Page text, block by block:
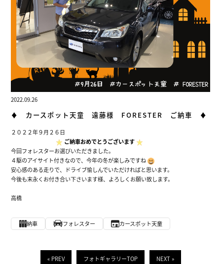
2022.09.26
♦ カースポット天童 遠藤様 FORESTER ご納車 ♦
２０２２年９月２６日
ご納車おめでとうございます
今回フォレスターお選びいただきました。
４駆のアイサイト付きなので、今年の冬が楽しみですね
安心感のある走りで、ドライブ愉しんでいただければと思います。
今後も末永くお付き合い下さいます様、よろしくお願い致します。
高橋
納車 フォレスター カースポット天童
« PREV フォトギャラリーTOP NEXT »